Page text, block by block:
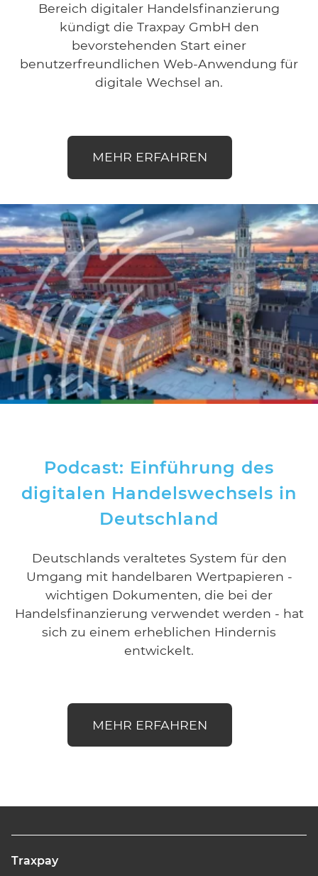
Bereich digitaler Handelsfinanzierung
kündigt die Traxpay GmbH den
bevorstehenden Start einer
benutzerfreundlichen Web-Anwendung für
digitale Wechsel an.
MEHR ERFAHREN
Podcast: Einführung des
digitalen Handelswechsels in
Deutschland
Deutschlands veraltetes System für den
Umgang mit handelbaren Wertpapieren -
wichtigen Dokumenten, die bei der
Handelsfinanzierung verwendet werden - hat
sich zu einem erheblichen Hindernis
entwickelt.
MEHR ERFAHREN
Traxpay